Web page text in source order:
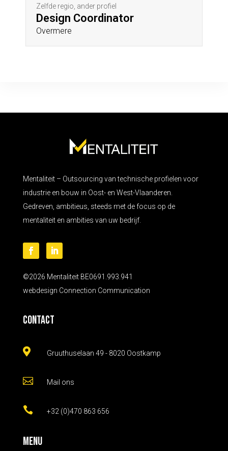
Zelfde regio, ander profiel
Design Coordinator
Overmere
Mentaliteit – Outsourcing van technische profielen voor
industrie en bouw in Oost- en West-Vlaanderen.
Gedreven, ambitieus, steeds met de focus op de
mentaliteit en ambities van uw bedrijf.
©2026 Mentaliteit BE0691.993.941
webdesign Connection Communication
Contact
 Gruuthuselaan 49 - 8020 Oostkamp
 Mail ons
 +32 (0)470 863 656
Menu